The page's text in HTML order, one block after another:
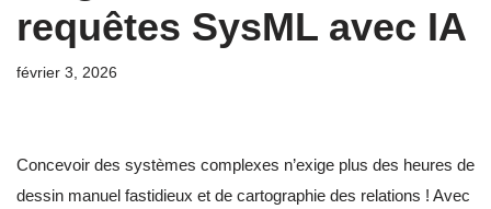
requêtes SysML avec IA
février 3, 2026
Concevoir des systèmes complexes n’exige plus des heures de
dessin manuel fastidieux et de cartographie des relations ! Avec